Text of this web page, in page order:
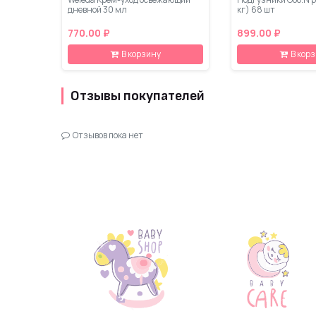
дневной 30 мл
770.00 ₽
В корзину
кг) 68 шт
899.00 ₽
В
Отзывы покупателей
Отзывов пока нет